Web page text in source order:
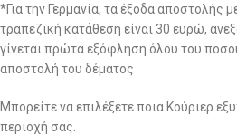
*Για την Γερμανία, τα έξοδα αποστολής
τραπεζική κατάθεση είναι 30 ευρώ,
γίνεται πρώτα εξόφληση όλου του
αποστολή του δέματος
Μπορείτε να επιλέξετε ποια Κούριερ
περιοχή σας.